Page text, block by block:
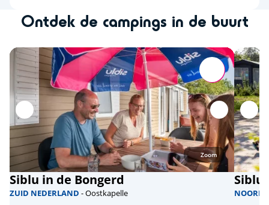
Ontdek de campings in de buurt
Zoom
Siblu in de Bongerd
ZUID NEDERLAND - Oostkapelle
Siblu
NOORD